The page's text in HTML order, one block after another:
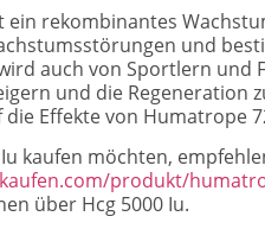
ein rekombinantes
und
auch von Sportlern
und die Regeneration
die Effekte von Humatrope
Iu kaufen möchten,
produkt/
über Hcg 5000 Iu.